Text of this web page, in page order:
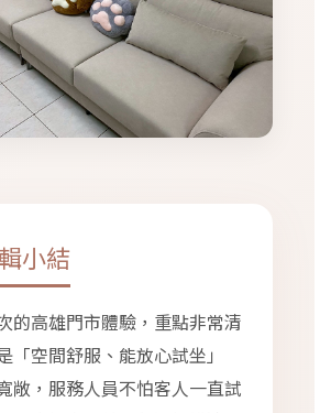
小結
的高雄門市體驗，重點非常清
「空間舒服、能放心試坐」
，服務人員不怕客人一直試